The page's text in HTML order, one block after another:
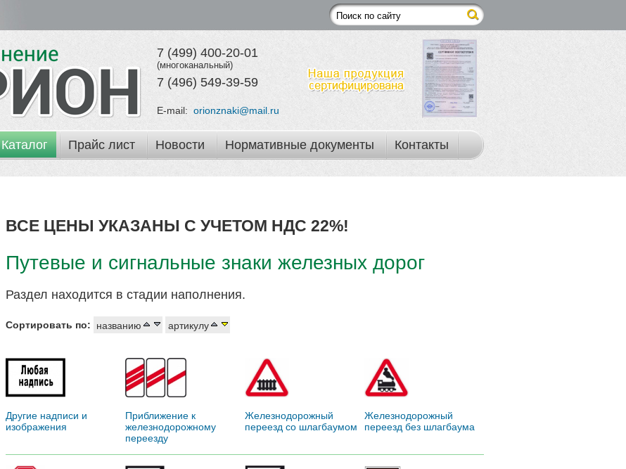
7 (499) 400-20-01
(многоканальный)
7 (496) 549-39-59
E-mail: orionznaki@mail.ru
Каталог Прайс лист Новости Нормативные документы Контакты
ВСЕ ЦЕНЫ УКАЗАНЫ С УЧЕТОМ НДС 22%!
Путевые и сигнальные знаки железных дорог
Раздел находится в стадии наполнения.
Сортировать по: названию артикулу
Другие надписи и
изображения
Приближение к
железнодорожному
переезду
Железнодорожный
переезд со шлагбаумом
Железнодорожный
переезд без шлагбаума